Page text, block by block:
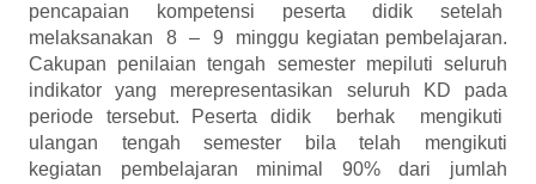
pencapaian kompetensi peserta didik setelah
melaksanakan 8 – 9 minggu kegiatan pembelajaran.
Cakupan penilaian tengah semester mepiluti seluruh
indikator yang merepresentasikan seluruh KD pada
periode tersebut. Peserta didik berhak mengikuti
ulangan tengah semester bila telah mengikuti
kegiatan pembelajaran minimal 90% dari jumlah